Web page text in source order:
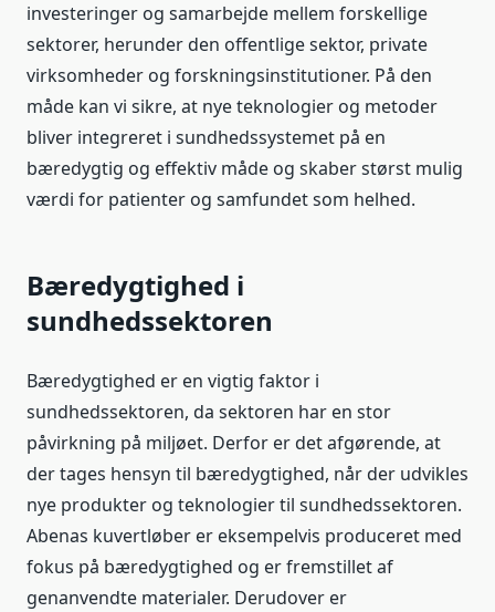
investeringer og samarbejde mellem forskellige
sektorer, herunder den offentlige sektor, private
virksomheder og forskningsinstitutioner. På den
måde kan vi sikre, at nye teknologier og metoder
bliver integreret i sundhedssystemet på en
bæredygtig og effektiv måde og skaber størst mulig
værdi for patienter og samfundet som helhed.
Bæredygtighed i
sundhedssektoren
Bæredygtighed er en vigtig faktor i
sundhedssektoren, da sektoren har en stor
påvirkning på miljøet. Derfor er det afgørende, at
der tages hensyn til bæredygtighed, når der udvikles
nye produkter og teknologier til sundhedssektoren.
Abenas kuvertløber er eksempelvis produceret med
fokus på bæredygtighed og er fremstillet af
genanvendte materialer. Derudover er